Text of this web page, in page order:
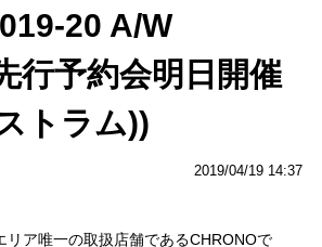
20 A/W
行予約会明日開催
トラム))
2019/04/19 14:37
リア唯一の取扱店舗であるCHRONOで